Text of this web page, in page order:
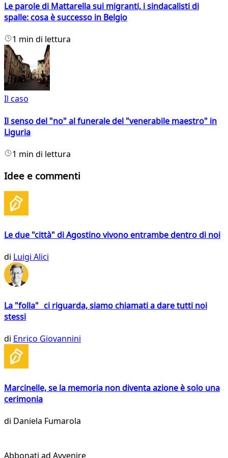
Le parole di Mattarella sui migranti, i sindacalisti di
spalle: cosa è successo in Belgio
1 min di lettura
Il caso
Il senso del "no" al funerale del "venerabile maestro" in
Liguria
1 min di lettura
Idee e commenti
Le due "città" di Agostino vivono entrambe dentro di noi
di Luigi Alici
La "folla" ci riguarda, siamo chiamati a dare tutti noi
stessi
di Enrico Giovannini
Marcinelle, se la memoria non diventa azione è solo una
cerimonia
di Daniela Fumarola
Abbonati ad Avvenire